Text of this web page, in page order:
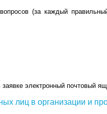
(за каждый
электронный почтовый
лиц в организации и